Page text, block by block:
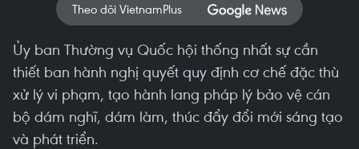
Theo dõi VietnamPlus
Ủy ban Thường vụ Quốc hội thống nhất sự cần
thiết ban hành nghị quyết quy định cơ chế đặc thù
xử lý vi phạm, tạo hành lang pháp lý bảo vệ cán
bộ dám nghĩ, dám làm, thúc đẩy đổi mới sáng tạo
và phát triển.